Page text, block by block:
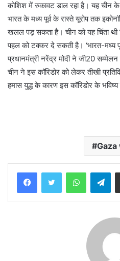
कोशिश में रुकावट डाल रहा है। यह चीन
भारत के मध्य पूर्व के रास्ते यूरोप तक
खलल पड़ सकता है। चीन को यह चिंता थी
पहल को टक्कर दे सकती है। ‘भारत-मध्य
प्रधानमंत्री नरेंद्र मोदी ने जी20
चीन ने इस कॉरिडोर को लेकर तीखी
हमास युद्ध के कारण इस कॉरिडोर के
Gaza
WhatsApp